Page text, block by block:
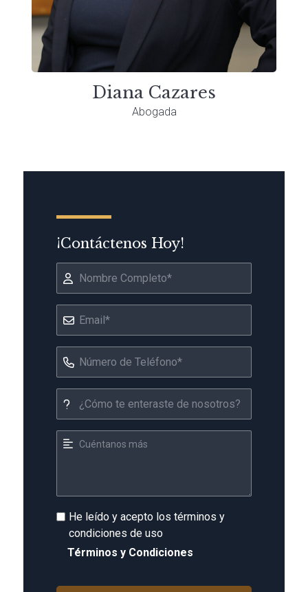
Diana Cazares
Abogada
¡Contáctenos Hoy!
He leído y acepto los términos y
condiciones de uso
Términos y Condiciones